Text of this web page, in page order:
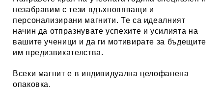
незабравим с тези вдъхновяващи и
персонализирани магнити. Те са идеалният
начин да отпразнувате успехите и усилията на
вашите ученици и да ги мотивирате за бъдещите
им предизвикателства.
Всеки магнит е в индивидуална целофанена
опаковка.